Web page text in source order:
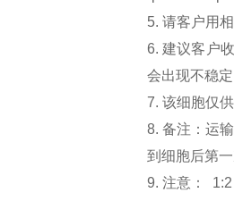
5. 请客户用
6. 建议客户
会出现不稳
7. 该细胞仅
8. 备注：运
到细胞后第
9. 注意： 1:2